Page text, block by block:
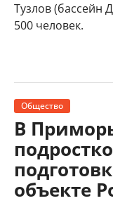
Тузлов (бассейн
500 человек.
Общество
В
объекте